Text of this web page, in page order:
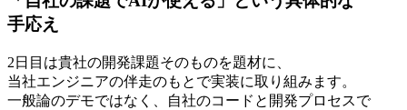
手応え
2日目は貴社の開発課題そのものを題材に、
当社エンジニアの伴走のもとで実装に取り組みます。
一般論のデモではなく、 自社のコードと 開発プロセスで